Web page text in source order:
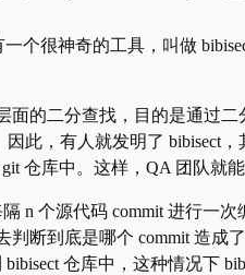
个很神奇的工具，叫做
面的二分查找，目的是通过
此，有人就发明了 bibisect
仓库中。这样，QA 团队就
n 个源代码 commit 进行一
断到底是哪个 commit 造成
仓库中，这种情况下